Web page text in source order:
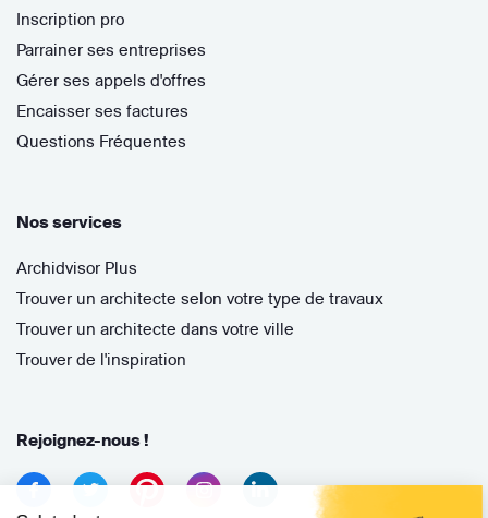
Inscription pro
Parrainer ses entreprises
Gérer ses appels d'offres
Encaisser ses factures
Questions Fréquentes
Nos services
Archidvisor Plus
Trouver un architecte selon votre type de travaux
Trouver un architecte dans votre ville
Trouver de l'inspiration
Rejoignez-nous !